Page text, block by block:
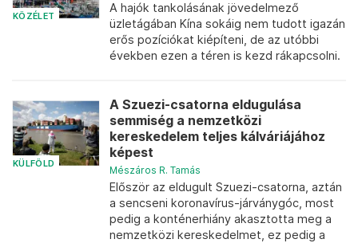
KÖZÉLET
A hajók tankolásának jövedelmező
üzletágában Kína sokáig nem tudott igazán
erős pozíciókat kiépíteni, de az utóbbi
években ezen a téren is kezd rákapcsolni.
KÜLFÖLD
A Szuezi-csatorna eldugulása
semmiség a nemzetközi
kereskedelem teljes kálváriájához
képest
Mészáros R. Tamás
Először az eldugult Szuezi-csatorna, aztán
a sencseni koronavírus-járványgóc, most
pedig a konténerhiány akasztotta meg a
nemzetközi kereskedelmet, ez pedig a